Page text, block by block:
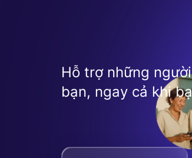
Hỗ trợ những
bạn, ngay cả khi